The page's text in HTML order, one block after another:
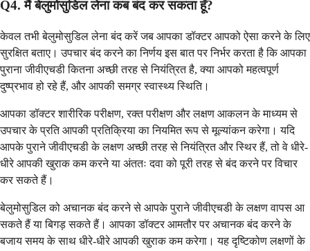
Q4. मैं बेलुमोसुडिल लेना कब बंद कर सकता हूँ?
केवल तभी बेलुमोसुडिल लेना बंद करें जब आपका डॉक्टर आपको ऐसा करने के लिए
सुरक्षित बताए। उपचार बंद करने का निर्णय इस बात पर निर्भर करता है कि आपका
पुराना जीवीएचडी कितना अच्छी तरह से नियंत्रित है, क्या आपको महत्वपूर्ण
दुष्प्रभाव हो रहे हैं, और आपकी समग्र स्वास्थ्य स्थिति।
आपका डॉक्टर शारीरिक परीक्षण, रक्त परीक्षण और लक्षण आकलन के माध्यम से
उपचार के प्रति आपकी प्रतिक्रिया का नियमित रूप से मूल्यांकन करेगा। यदि
आपके पुराने जीवीएचडी के लक्षण अच्छी तरह से नियंत्रित और स्थिर हैं, तो वे धीरे-
धीरे आपकी खुराक कम करने या अंततः दवा को पूरी तरह से बंद करने पर विचार
कर सकते हैं।
बेलुमोसुडिल को अचानक बंद करने से आपके पुराने जीवीएचडी के लक्षण वापस आ
सकते हैं या बिगड़ सकते हैं। आपका डॉक्टर आमतौर पर अचानक बंद करने के
बजाय समय के साथ धीरे-धीरे आपकी खुराक कम करेगा। यह दृष्टिकोण लक्षणों के